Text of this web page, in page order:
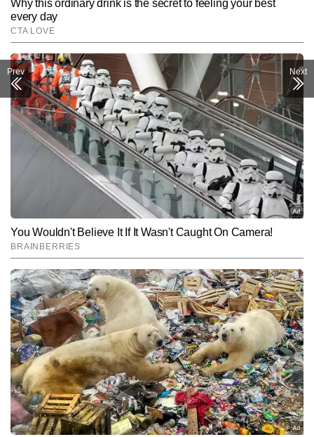
Prev Next